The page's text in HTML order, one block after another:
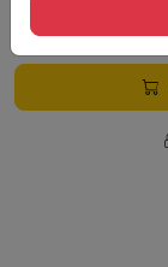
Quantité